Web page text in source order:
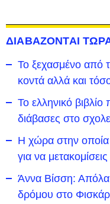
ΔΙΑΒΑΖΟΝΤΑΙ
To ξεχασμένο από
κοντά αλλά και
Το ελληνικό
διάβασες στο
Η χώρα στην οποία
για να
Άννα Βίσση:
δρόμου στο